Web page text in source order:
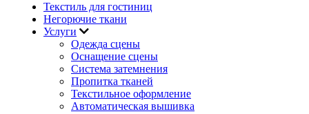
Текстиль для гостиниц
Негорючие ткани
Услуги
Одежда сцены
Оснащение сцены
Система затемнения
Пропитка тканей
Текстильное оформление
Автоматическая вышивка